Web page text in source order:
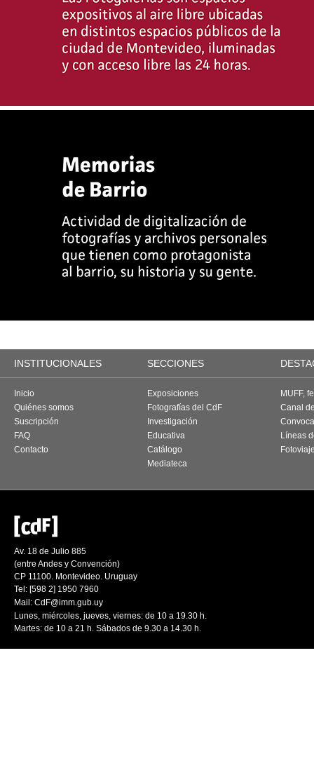
INSTITUCIONALES SECCIONES
Inicio
Quiénes somos
Suscripción
FAQ
Contacto
Exposiciones
Fotografías del CdF
Investigación
Educativa
Catálogo
Mediateca
MUFF,
Canal
Líneas
Av. 18 de Julio 885
(entre Andes y Convención)
CP 11100. Montevideo. Uruguay
Tel: [598 2] 1950 7960
Mail: CdF@imm.gub.uy
Lunes, miércoles, jueves, viernes: de 10 a 19.30 h.
Martes: de 10 a 21 h. Sábados de 9.30 a 14.30 h.